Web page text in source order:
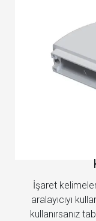
İşaret
aralayıcıyı
kullanırsanız